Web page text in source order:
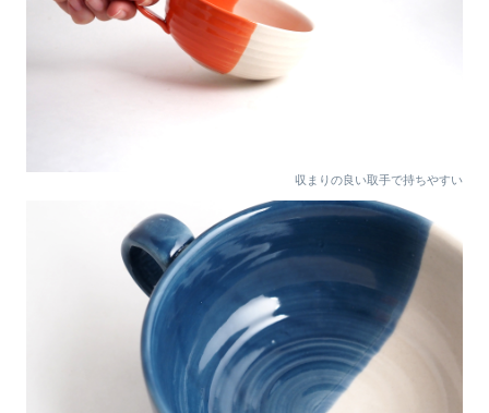
収まりの良い取手で持ちやすい